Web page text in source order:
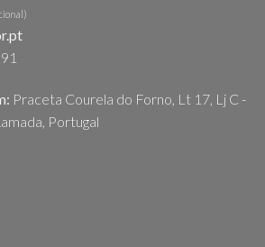
Praceta Courela do Forno, Lt 17, Lj C -
Portugal